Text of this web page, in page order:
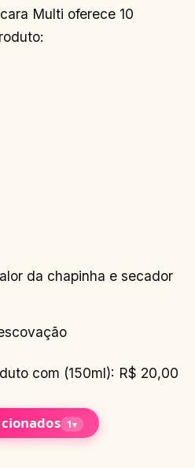
Multi oferece 10
da chapinha e secador
com (150ml): R$ 20,00
1▾